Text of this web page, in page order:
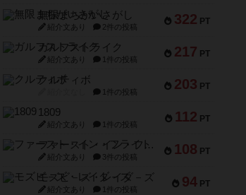
322 PT
無限まちがいさがし
紹介文あり 2件の投稿
217 PT
ガルフストライク
紹介文あり 1件の投稿
203 PT
クルティボ
1件の投稿
112 PT
1809
紹介文あり 1件の投稿
108 PT
ファースト・イン・フライト
紹介文あり 3件の投稿
94 PT
モズビ－ズ・レイダ－ズ
紹介文あり 1件の投稿